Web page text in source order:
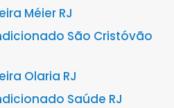
Méier RJ
São Cristóvão
Olaria RJ
Saúde RJ